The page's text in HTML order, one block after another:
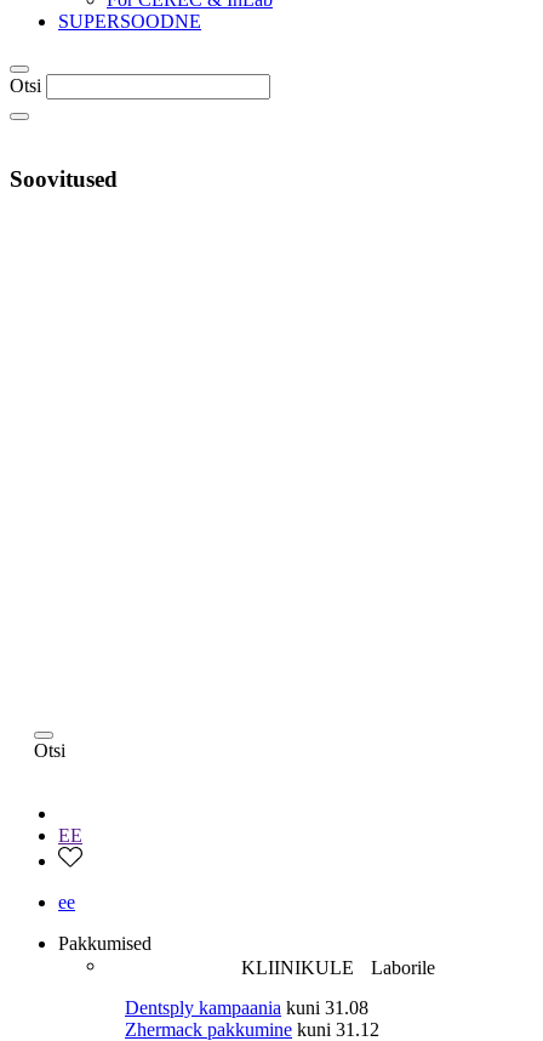
SUPERSOODNE
Otsi
Soovitused
Otsi
EE
ee
Pakkumised
KLIINIKULE
Laborile
Dentsply kampaania kuni 31.08
Zhermack pakkumine kuni 31.12